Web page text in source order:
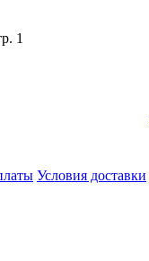
1
Условия доставки